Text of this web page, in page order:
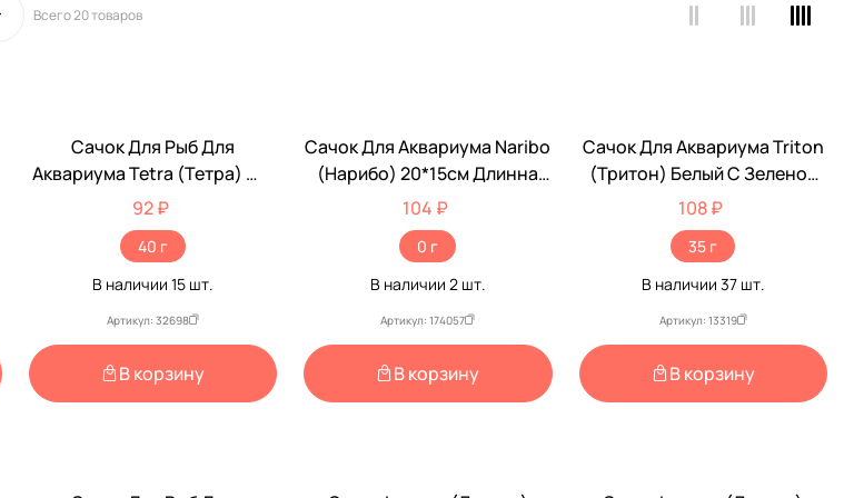
Всего20 товаров
Сачок Для Рыб Для
Аквариума Tetra (Тетра) №1
S 8*9*24см 724440
92 ₽
40 г
В наличии 15шт.
Артикул: 32698
В корзину
Сачок Для Аквариума Naribo
(Нарибо) 20*15см Длинна
Ручки 35см Nr-662562
104 ₽
0 г
В наличии 2шт.
Артикул: 174057
В корзину
Сачок Для Аквариума Triton
(Тритон) Белый С Зеленой
Ручкой №3 8*6см
108 ₽
35 г
В наличии 37шт.
Артикул: 13319
В корзину